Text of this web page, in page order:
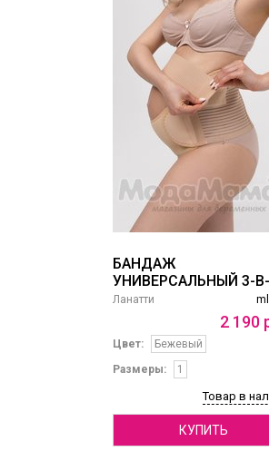
БАНДАЖ
УНИВЕРСАЛЬНЫЙ 3-В-
Ланатти
2 190
Цвет:
Бежевый
Размеры:
1
Товар в
КУПИТЬ